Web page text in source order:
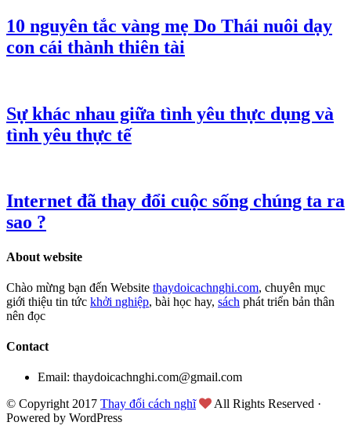
10 nguyên tắc vàng mẹ Do Thái nuôi dạy
con cái thành thiên tài
Sự khác nhau giữa tình yêu thực dụng và
tình yêu thực tế
Internet đã thay đổi cuộc sống chúng ta ra
sao ?
About website
Chào mừng bạn đến Website thaydoicachnghi.com, chuyên mục
giới thiệu tin tức khởi nghiệp, bài học hay, sách phát triển bản thân
nên đọc
Contact
Email: thaydoicachnghi.com@gmail.com
© Copyright 2017 Thay đổi cách nghĩ
All Rights Reserved ·
Powered by WordPress